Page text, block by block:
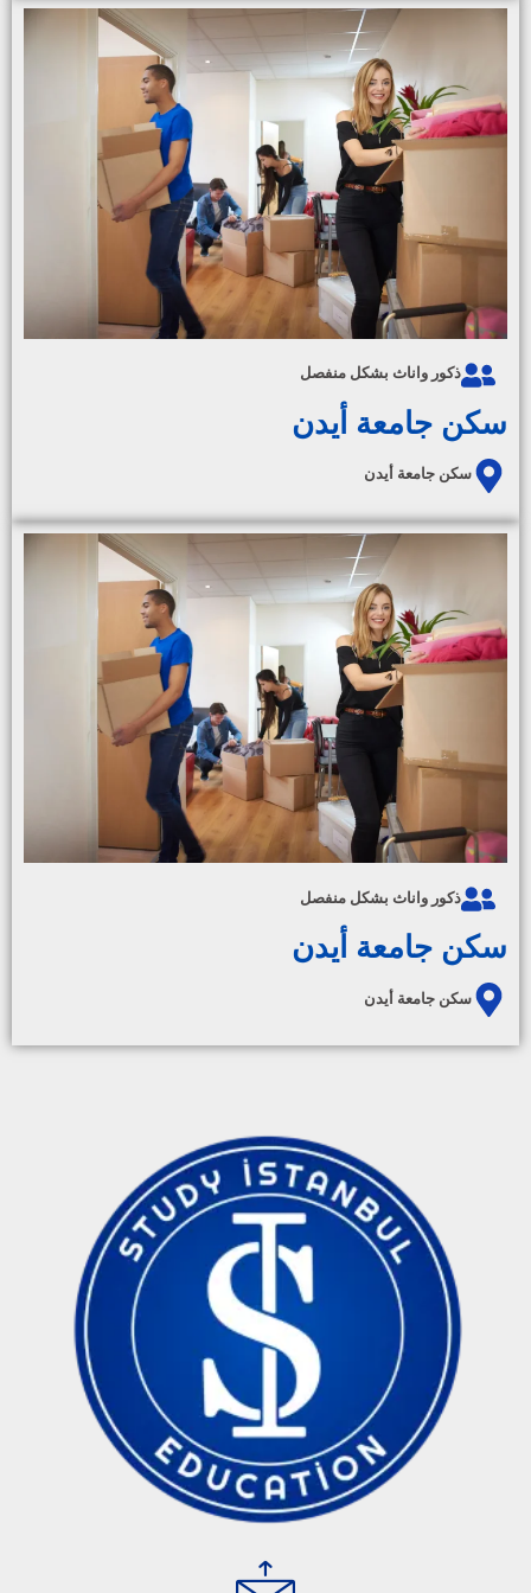
ذكور واناث بشكل منفصل
سكن جامعة أيدن
سكن جامعة أيدن
ذكور واناث بشكل منفصل
سكن جامعة أيدن
سكن جامعة أيدن